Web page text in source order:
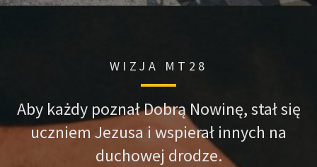
WIZJA MT28
Aby każdy poznał Dobrą Nowinę, stał się
uczniem Jezusa i wspierał innych na
duchowej drodze.